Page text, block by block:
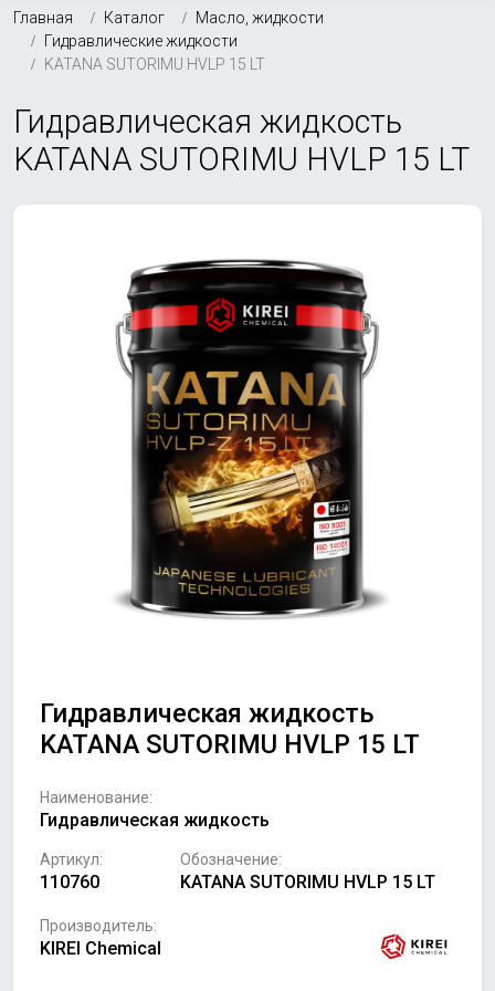
Главная Каталог
Масло, жидкости
Гидравлические жидкости
KATANA SUTORIMU HVLP 15 LT
Гидравлическая жидкость
KATANA SUTORIMU HVLP 15 LT
Гидравлическая жидкость
KATANA SUTORIMU HVLP 15 LT
Наименование:
Гидравлическая жидкость
Артикул:
110760
Обозначение:
KATANA SUTORIMU HVLP 15 LT
Производитель:
KIREI Chemical